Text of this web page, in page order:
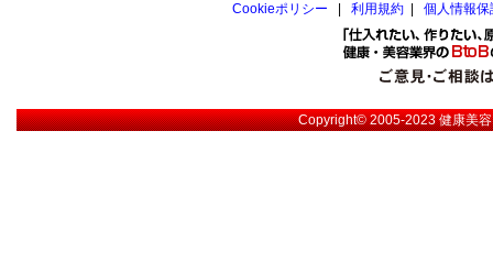
Cookieポリシー
利用規約 個人情報
Copyright© 2005-2023健康美